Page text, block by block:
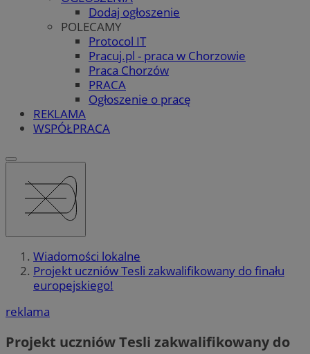
Dodaj ogłoszenie
POLECAMY
Protocol IT
Pracuj.pl - praca w Chorzowie
Praca Chorzów
PRACA
Ogłoszenie o pracę
REKLAMA
WSPÓŁPRACA
Wiadomości lokalne
Projekt uczniów Tesli zakwalifikowany do finału
europejskiego!
reklama
Projekt uczniów Tesli zakwalifikowany do